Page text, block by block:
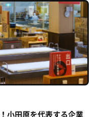
小田原を代表する企業